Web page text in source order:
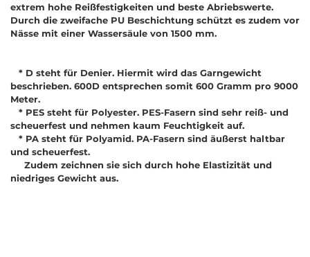
extrem hohe Reißfestigkeiten und beste Abriebswerte.
Durch die zweifache PU Beschichtung schützt es zudem vor
Nässe mit einer Wassersäule von 1500 mm.
* D steht für Denier. Hiermit wird das Garngewicht
beschrieben. 600D entsprechen somit 600 Gramm pro 9000
Meter.
* PES steht für Polyester. PES-Fasern sind sehr reiß- und
scheuerfest und nehmen kaum Feuchtigkeit auf.
* PA steht für Polyamid. PA-Fasern sind äußerst haltbar
und scheuerfest.
Zudem zeichnen sie sich durch hohe Elastizität und
niedriges Gewicht aus.